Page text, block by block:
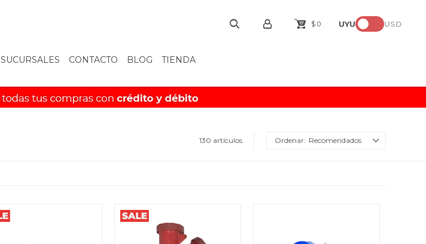
SUCURSALES CONTACTO BLOG TIENDA
$ 0 UYU USD
130 artículos Recomendados